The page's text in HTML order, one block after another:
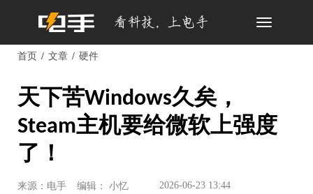
Toggle
首页 文章 硬件
天下苦Windows久矣，
Steam主机要给微软上强度
了！
来源：电手 编辑： 小忆 2026-06-23 13:44